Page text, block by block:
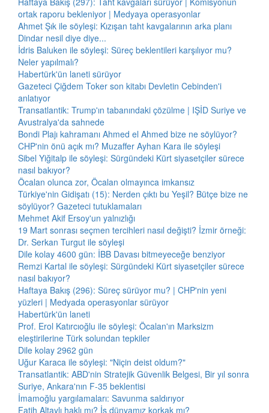
ortak raporu bekleniyor | Medyaya operasyonlar
Ahmet Şık ile söyleşi: Kızışan taht kavgalarının arka planı
Dindar nesil diye diye...
İdris Baluken ile söyleşi: Süreç beklentileri karşılıyor mu?
Neler yapılmalı?
Habertürk'ün laneti sürüyor
Gazeteci Çiğdem Toker son kitabı Devletin Cebinden'i
anlatıyor
Transatlantik: Trump'ın tabanındaki çözülme | IŞİD Suriye ve
Avustralya'da sahnede
Bondi Plajı kahramanı Ahmed el Ahmed bize ne söylüyor?
CHP'nin önü açık mı? Muzaffer Ayhan Kara ile söyleşi
Sibel Yiğitalp ile söyleşi: Sürgündeki Kürt siyasetçiler sürece
nasıl bakıyor?
Öcalan olunca zor, Öcalan olmayınca imkansız
Türkiye'nin Gidişatı (15): Nerden çıktı bu Yeşil? Bütçe bize ne
söylüyor? Gazeteci tutuklamaları
Mehmet Akif Ersoy'un yalnızlığı
19 Mart sonrası seçmen tercihleri nasıl değişti? İzmir örneği:
Dr. Serkan Turgut ile söyleşi
Dile kolay 4600 gün: İBB Davası bitmeyeceğe benziyor
Remzi Kartal ile söyleşi: Sürgündeki Kürt siyasetçiler sürece
nasıl bakıyor?
Haftaya Bakış (296): Süreç sürüyor mu? | CHP'nin yeni
yüzleri | Medyada operasyonlar sürüyor
Habertürk'ün laneti
Prof. Erol Katırcıoğlu ile söyleşi: Öcalan'ın Marksizm
eleştirilerine Türk solundan tepkiler
Dile kolay 2962 gün
Uğur Karaca ile söyleşi: "Niçin deist oldum?"
Transatlantik: ABD'nin Stratejik Güvenlik Belgesi, Bir yıl sonra
Suriye, Ankara'nın F-35 beklentisi
İmamoğlu yargılamaları: Savunma saldırıyor
Fatih Altaylı haklı mı? İş dünyamız korkak mı?